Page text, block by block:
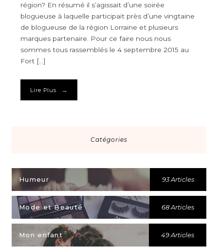
région? En résumé il s’agissait d’une soirée
blogueuse à laquelle participait près d’une vingtaine
de blogueuse de la région Lorraine et plusieurs
marques partenaire. Pour ce faire nous nous
sommes tous rassemblés le 4 septembre 2015 au
Fort […]
Lire Plus →
Catégories
Humeur 93 Articles
Mode et Beauté 68 Articles
Mon enfant 49 Articles